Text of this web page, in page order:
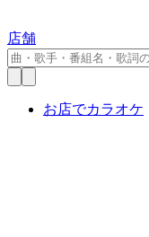
店舗
お店でカラオケ